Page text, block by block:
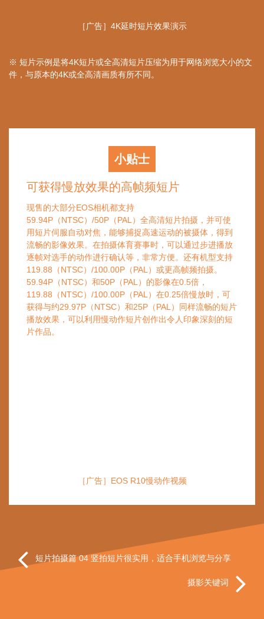
［广告］4K延时短片效果演示
※ 短片示例是将4K短片或全高清短片压缩为用于网络浏览大小的文
件，与原本的4K或全高清画质有所不同。
小贴士
可获得慢放效果的高帧频短片
现售的大部分EOS相机都支持
59.94P（NTSC）/50P（PAL）全高清短片拍摄，并可使
用短片伺服自动对焦，能够捕捉高速运动的被摄体，得到
流畅的影像效果。在拍摄体育赛事时，可以通过步进播放
逐帧对选手的动作进行确认等，非常方便。还有机型支持
119.88（NTSC）/100.00P（PAL）或更高帧频拍摄。
59.94P（NTSC）和50P（PAL）的影像在0.5倍，
119.88（NTSC）/100.00P（PAL）在0.25倍慢放时，可
获得与约29.97P（NTSC）和25P（PAL）同样流畅的短片
播放效果，可以利用慢动作短片创作出令人印象深刻的短
片作品。
［广告］EOS R10慢动作视频
短片拍摄篇 04 竖拍短片很实用，适合手机浏览与分享
摄影关键词